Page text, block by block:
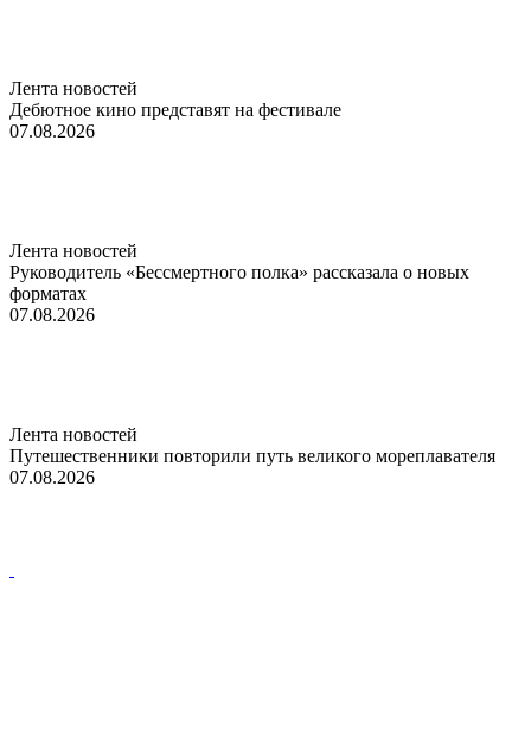
Лента новостей
Дебютное кино представят на фестивале
07.08.2026
Лента новостей
Руководитель «Бессмертного полка» рассказала о новых
форматах
07.08.2026
Лента новостей
Путешественники повторили путь великого мореплавателя
07.08.2026